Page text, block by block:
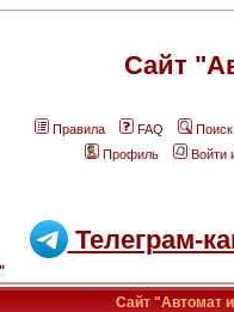
Сайт
Правила FAQ
Поиск
Профиль
Войти
Телеграм-
Сайт "Автомат и